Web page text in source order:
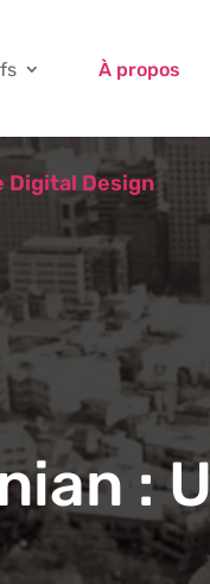
À propos
Digital Design
: